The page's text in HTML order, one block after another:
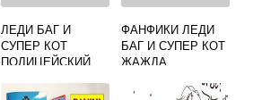
ЛЕДИ БАГ И
СУПЕР КОТ
ПОЛИЦЕЙСКИЙ
ФАНФИКИ ЛЕДИ
БАГ И СУПЕР КОТ
ЖАЖДА